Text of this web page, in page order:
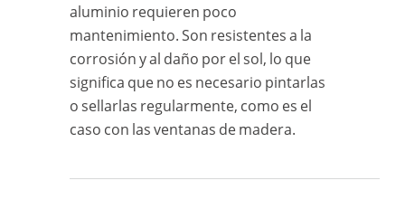
aluminio requieren poco
mantenimiento. Son resistentes a la
corrosión y al daño por el sol, lo que
significa que no es necesario pintarlas
o sellarlas regularmente, como es el
caso con las ventanas de madera.